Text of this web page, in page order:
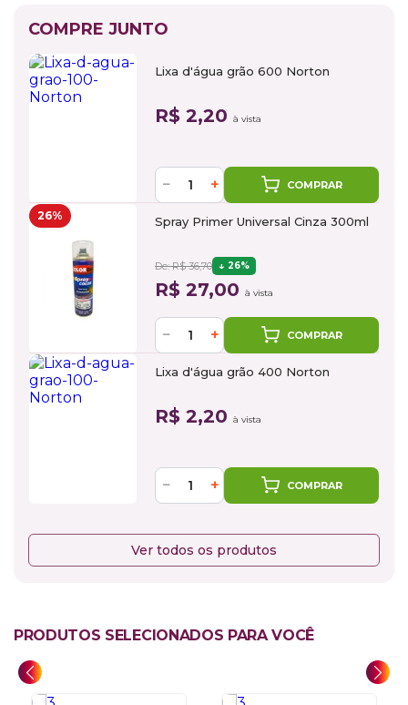
COMPRE JUNTO
Lixa d'água grão 600 Norton
R$ 2,20 à vista
− + COMPRAR
26% Spray Primer Universal Cinza 300ml
De: R$ 36,70 26%
R$ 27,00 à vista
− + COMPRAR
Lixa d'água grão 400 Norton
R$ 2,20 à vista
− + COMPRAR
Ver todos os produtos
PRODUTOS SELECIONADOS PARA VOCÊ